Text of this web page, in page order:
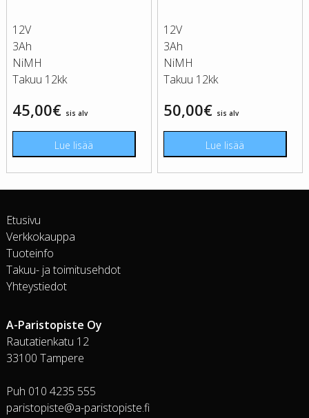
12V
3Ah
NiMH
Takuu 12kk
45,00€ sis alv
Lue lisää
12V
3Ah
NiMH
Takuu 12kk
50,00€ sis alv
Lue lisää
Etusivu
Verkkokauppa
Tuoteinfo
Takuu- ja toimitusehdot
Yhteystiedot
A-Paristopiste Oy
Rautatienkatu 12
33100 Tampere
Puh 010 4235 555
paristopiste@a-paristopiste.fi